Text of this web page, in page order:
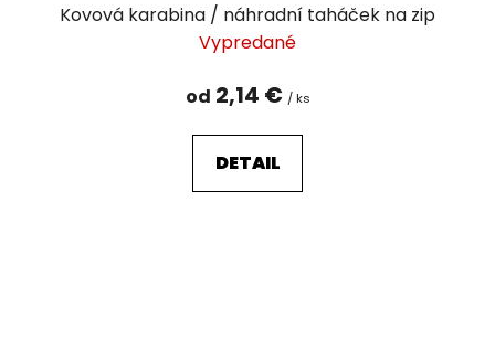
Kovová karabina / náhradní taháček na zip
Vypredané
od 2,14 € / ks
DETAIL